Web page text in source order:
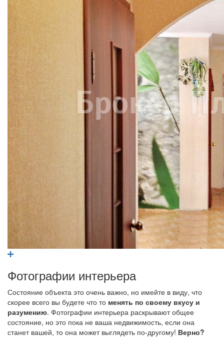
Фотографии интерьера
Состояние объекта это очень важно, но имейте в виду, что
скорее всего вы будете что то менять по своему вкусу и
разумению. Фотографии интерьера раскрывают общее
состояние, но это пока не ваша недвижимость, если она
станет вашей, то она может выглядеть по-другому! Верно?